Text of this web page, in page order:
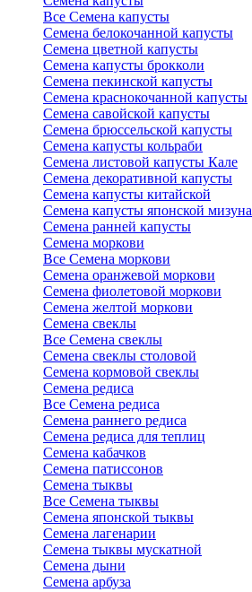
Все Семена капусты
Семена белокочанной капусты
Семена цветной капусты
Семена капусты брокколи
Семена пекинской капусты
Семена краснокочанной капусты
Семена савойской капусты
Семена брюссельской капусты
Семена капусты кольраби
Семена листовой капусты Кале
Семена декоративной капусты
Семена капусты китайской
Семена капусты японской мизуна
Семена ранней капусты
Семена моркови
Все Семена моркови
Семена оранжевой моркови
Семена фиолетовой моркови
Семена желтой моркови
Семена свеклы
Все Семена свеклы
Семена свеклы столовой
Семена кормовой свеклы
Семена редиса
Все Семена редиса
Семена раннего редиса
Семена редиса для теплиц
Семена кабачков
Семена патиссонов
Семена тыквы
Все Семена тыквы
Семена японской тыквы
Семена лагенарии
Семена тыквы мускатной
Семена дыни
Семена арбуза